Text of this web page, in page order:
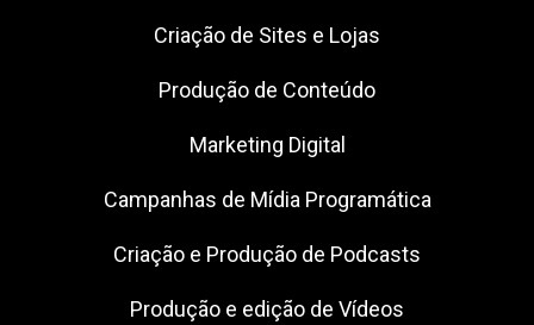
Criação de Sites e Lojas
Produção de Conteúdo
Marketing Digital
Campanhas de Mídia Programática
Criação e Produção de Podcasts
Produção e edição de Vídeos